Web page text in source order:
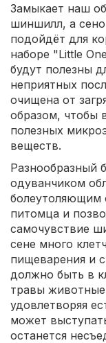
Замыкает наш
шиншилл, а
подойдёт для
наборе "Little
будут полезны
неприятных
очищена от
образом, чтобы
полезных
веществ.
Разнообразный
одуванчиком
болеутоляющим
питомца и
самочувствие
сене много
пищеварения и
должно быть в
травы животные
удовлетворяя
может
останется